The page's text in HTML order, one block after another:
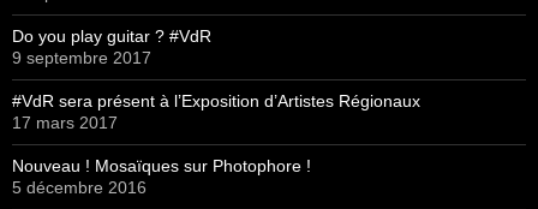
Do you play guitar ? #VdR
9 septembre 2017
#VdR sera présent à l’Exposition d’Artistes Régionaux
17 mars 2017
Nouveau ! Mosaïques sur Photophore !
5 décembre 2016